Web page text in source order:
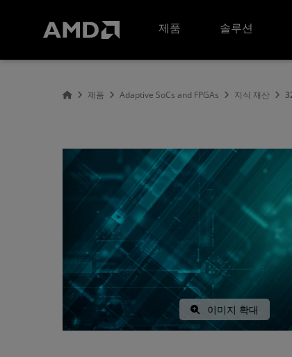
제품
솔루션
제품 Adaptive SoCs and FPGAs 지식 재산
이미지 확대